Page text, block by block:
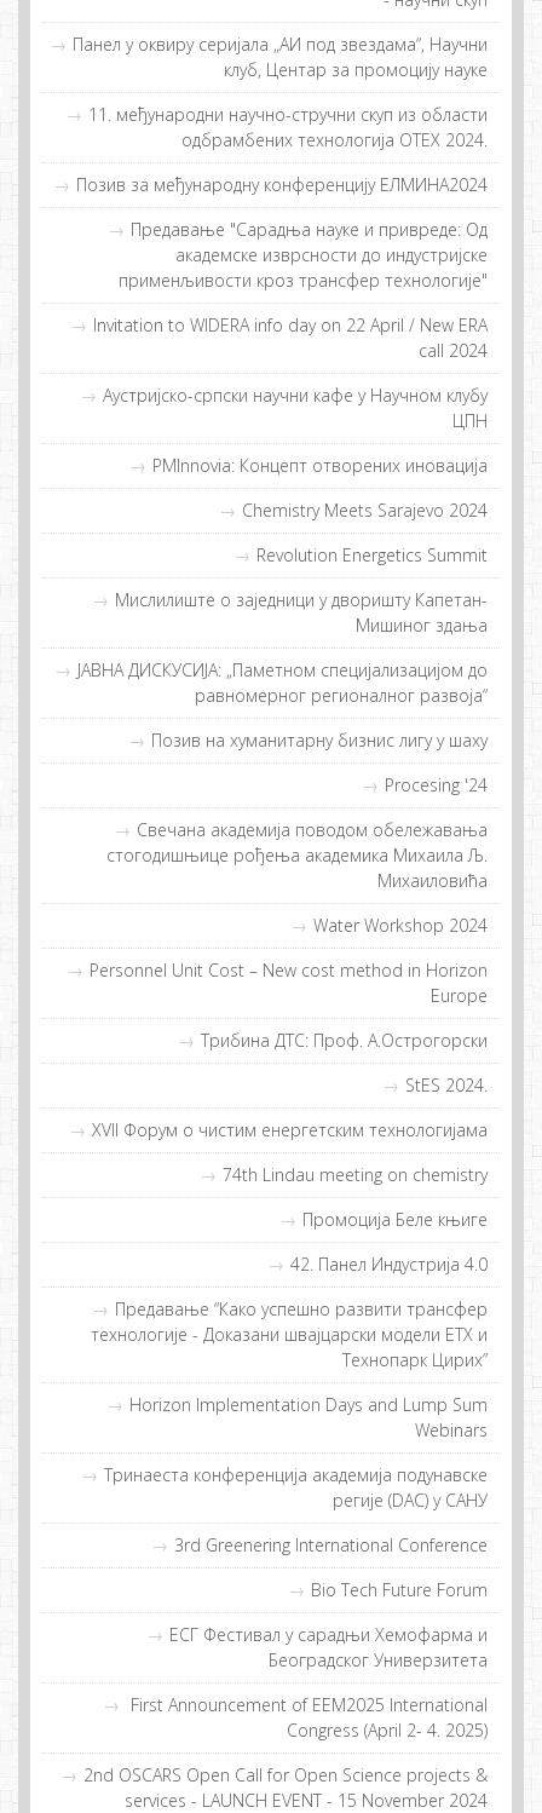
Панел у оквиру серијала „АИ под звездама“, Научни
клуб, Центар за промоцију науке
11. међународни научно-стручни скуп из области
одбрамбених технологија ОТЕХ 2024.
Позив за међународну конференцију ЕЛМИНА2024
Предавање "Сарадња науке и привреде: Од
академске изврсности до индустријске
применљивости кроз трансфер технологије"
Invitation to WIDERA info day on 22 April / New ERA
call 2024
Аустријско-српски научни кафе у Научном клубу
ЦПН
PMInnovia: Кoнцeпт oтвoрeних инoвaциja
Chemistry Meets Sarajevo 2024
Revolution Energetics Summit
Мислилиштe о заједници у дворишту Капетан-
Мишиног здања
ЈАВНА ДИСКУСИЈА: „Паметном специјализацијом до
равномерног регионалног развоја“
Позив на хуманитарну бизнис лигу у шаху
Procesing '24
Свечана академија поводом обележавања
стогодишњице рођења академика Михаила Љ.
Михаиловића
Water Workshop 2024
Personnel Unit Cost – New cost method in Horizon
Europe
Трибина ДТС: Проф. А.Острогорски
StES 2024.
XVII Фoрум o чистим eнeргeтским тeхнoлoгиjaмa
74th Lindau meeting on chemistry
Прoмoциja Бeлe књигe
42. Панел Индустрија 4.0
Прeдaвaњe “Кaкo успeшнo рaзвити трaнсфeр
тeхнoлoгиje - Дoкaзaни швajцaрски мoдeли ETХ и
Teхнoпaрк Цирих”
Horizon Implementation Days and Lump Sum
Webinars
Тринаеста конференција академија подунавске
регије (DAC) у САНУ
3rd Greenering International Conference
Bio Tech Future Forum
EСГ Фeстивaл у сaрaдњи Хeмoфaрмa и
Бeoгрaдскoг Унивeрзитeтa
First Announcement of EEM2025 International
Congress (April 2- 4. 2025)
2nd OSCARS Open Call for Open Science projects &
services - LAUNCH EVENT - 15 November 2024